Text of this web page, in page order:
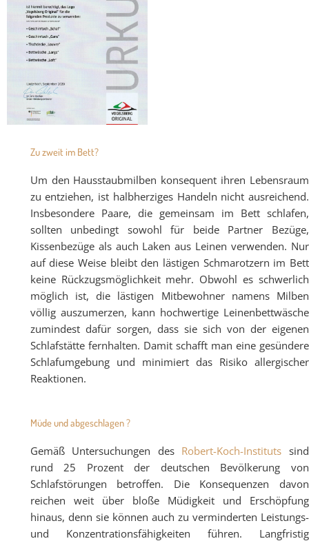
Zu zweit im Bett?
Um den Hausstaubmilben konsequent ihren Lebensraum
zu entziehen, ist halbherziges Handeln nicht ausreichend.
Insbesondere Paare, die gemeinsam im Bett schlafen,
sollten unbedingt sowohl für beide Partner Bezüge,
Kissenbezüge als auch Laken aus Leinen verwenden. Nur
auf diese Weise bleibt den lästigen Schmarotzern im Bett
keine Rückzugsmöglichkeit mehr. Obwohl es schwerlich
möglich ist, die lästigen Mitbewohner namens Milben
völlig auszumerzen, kann hochwertige Leinenbettwäsche
zumindest dafür sorgen, dass sie sich von der eigenen
Schlafstätte fernhalten. Damit schafft man eine gesündere
Schlafumgebung und minimiert das Risiko allergischer
Reaktionen.
Müde und abgeschlagen ?
Gemäß Untersuchungen des Robert-Koch-Instituts sind
rund 25 Prozent der deutschen Bevölkerung von
Schlafstörungen betroffen. Die Konsequenzen davon
reichen weit über bloße Müdigkeit und Erschöpfung
hinaus, denn sie können auch zu verminderten Leistungs-
und Konzentrationsfähigkeiten führen. Langfristig